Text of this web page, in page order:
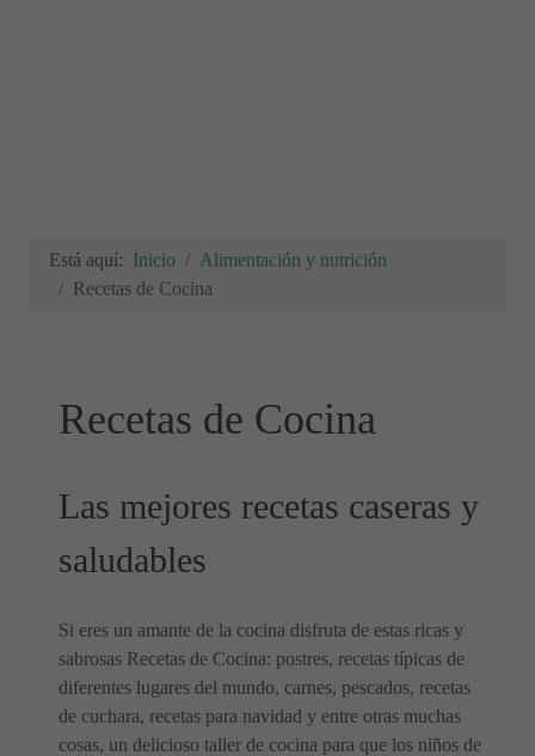
Está aquí: Inicio
Alimentación y nutrición
Recetas de Cocina
Recetas de Cocina
Las mejores recetas caseras y
saludables
Si eres un amante de la cocina disfruta de estas ricas y
sabrosas Recetas de Cocina: postres, recetas típicas de
diferentes lugares del mundo, carnes, pescados, recetas
de cuchara, recetas para navidad y entre otras muchas
cosas, un delicioso taller de cocina para que los niños de